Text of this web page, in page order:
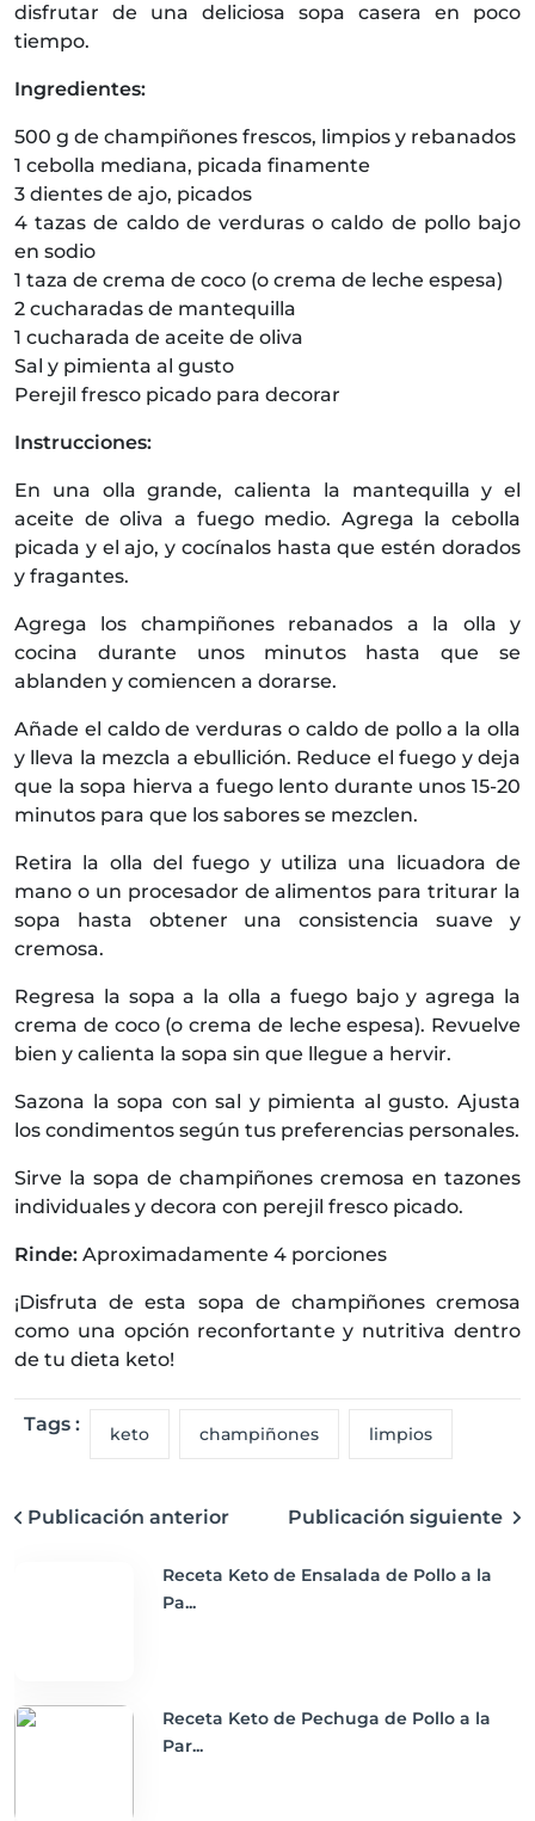
disfrutar de una deliciosa sopa casera en poco
tiempo.
Ingredientes:
500 g de champiñones frescos, limpios y rebanados
1 cebolla mediana, picada finamente
3 dientes de ajo, picados
4 tazas de caldo de verduras o caldo de pollo bajo
en sodio
1 taza de crema de coco (o crema de leche espesa)
2 cucharadas de mantequilla
1 cucharada de aceite de oliva
Sal y pimienta al gusto
Perejil fresco picado para decorar
Instrucciones:
En una olla grande, calienta la mantequilla y el
aceite de oliva a fuego medio. Agrega la cebolla
picada y el ajo, y cocínalos hasta que estén dorados
y fragantes.
Agrega los champiñones rebanados a la olla y
cocina durante unos minutos hasta que se
ablanden y comiencen a dorarse.
Añade el caldo de verduras o caldo de pollo a la olla
y lleva la mezcla a ebullición. Reduce el fuego y deja
que la sopa hierva a fuego lento durante unos 15-20
minutos para que los sabores se mezclen.
Retira la olla del fuego y utiliza una licuadora de
mano o un procesador de alimentos para triturar la
sopa hasta obtener una consistencia suave y
cremosa.
Regresa la sopa a la olla a fuego bajo y agrega la
crema de coco (o crema de leche espesa). Revuelve
bien y calienta la sopa sin que llegue a hervir.
Sazona la sopa con sal y pimienta al gusto. Ajusta
los condimentos según tus preferencias personales.
Sirve la sopa de champiñones cremosa en tazones
individuales y decora con perejil fresco picado.
Rinde: Aproximadamente 4 porciones
¡Disfruta de esta sopa de champiñones cremosa
como una opción reconfortante y nutritiva dentro
de tu dieta keto!
Tags : keto champiñones limpios
Publicación anterior Publicación siguiente
Receta Keto de Ensalada de Pollo a la
Pa...
Receta Keto de Pechuga de Pollo a la
Par...